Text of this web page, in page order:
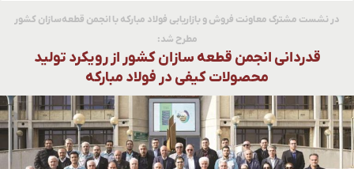
در نشست مشترک معاونت فروش و بازاریابی فولاد مبارکه با انجمن قطعه‌سازان کشور
مطرح شد:
قدردانی انجمن قطعه سازان كشور از رویكرد تولید
محصولات كیفی در فولاد مباركه